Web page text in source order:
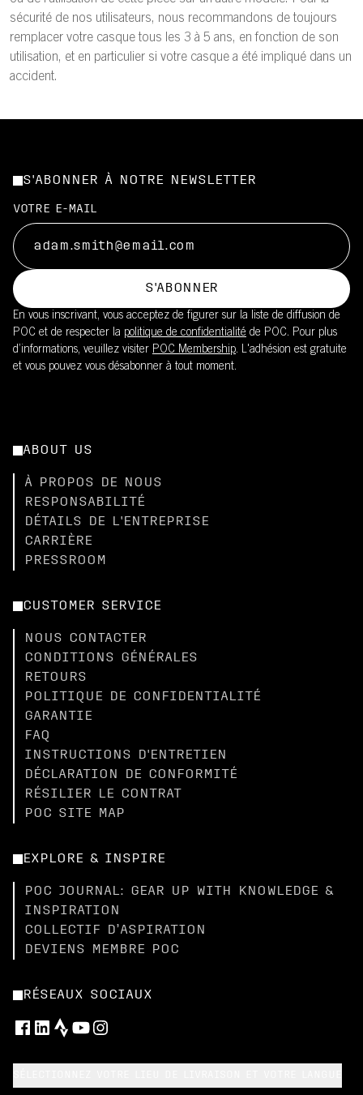
sécurité de nos utilisateurs, nous recommandons de toujours
remplacer votre casque tous les 3 à 5 ans, en fonction de son
utilisation, et en particulier si votre casque a été impliqué dans un
accident.
S'ABONNER À NOTRE NEWSLETTER
VOTRE E-MAIL
S'ABONNER
En vous inscrivant, vous acceptez de figurer sur la liste de diffusion de
POC et de respecter la politique de confidentialité de POC. Pour plus
d’informations, veuillez visiter POC Membership. L'adhésion est gratuite
et vous pouvez vous désabonner à tout moment.
ABOUT US
À PROPOS DE NOUS
RESPONSABILITÉ
DÉTAILS DE L'ENTREPRISE
CARRIÈRE
PRESSROOM
CUSTOMER SERVICE
NOUS CONTACTER
CONDITIONS GÉNÉRALES
RETOURS
POLITIQUE DE CONFIDENTIALITÉ
GARANTIE
FAQ
INSTRUCTIONS D'ENTRETIEN
DÉCLARATION DE CONFORMITÉ
RÉSILIER LE CONTRAT
POC SITE MAP
EXPLORE & INSPIRE
POC JOURNAL: GEAR UP WITH KNOWLEDGE &
INSPIRATION
COLLECTIF D’ASPIRATION
DEVIENS MEMBRE POC
RÉSEAUX SOCIAUX